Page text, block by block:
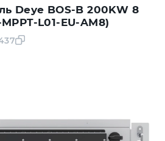
Deye BOS-B 200KW 8
L01-EU-AM8)